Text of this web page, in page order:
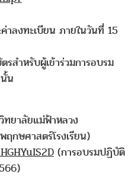
าลงทะเบียน ภายในวันที่ 15
สำหรับผู้เข้าร่วมการอบรม
น
ทยาลัยแม่ฟ้าหลวง
กษศาสตร์โรงเรียน)
(การอบรมปฏิบัติ